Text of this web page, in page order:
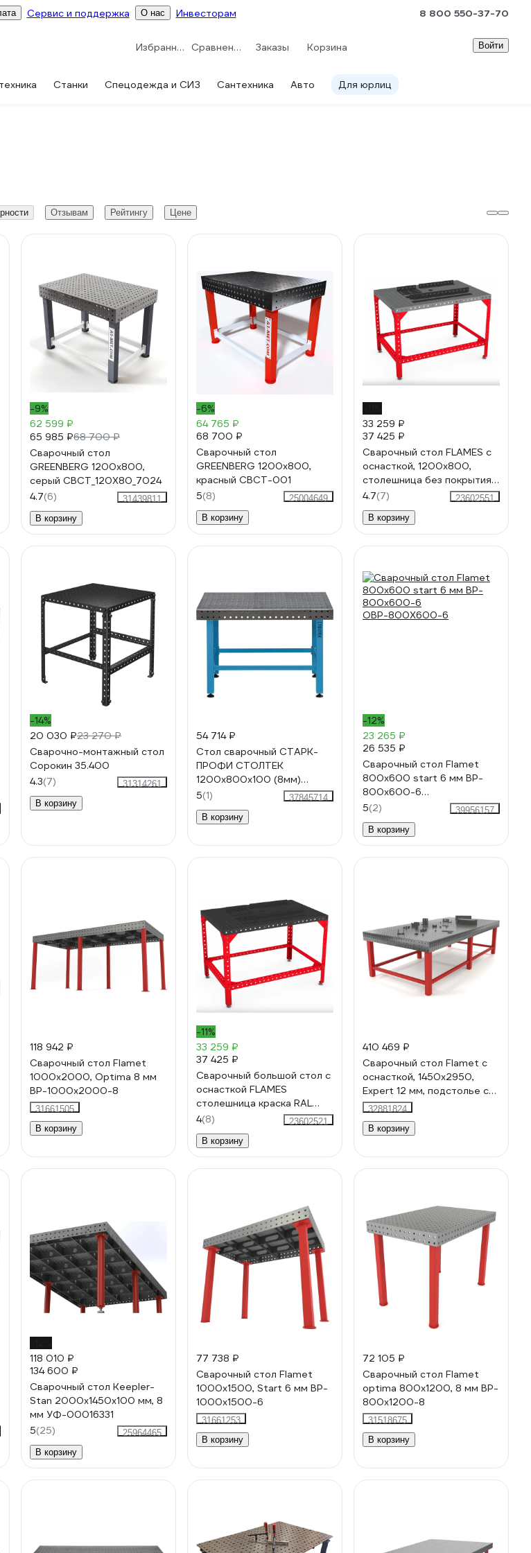
Сервис и поддержка О нас Инвесторам 8 800 550-37-70
Избранное Сравнение Заказы Корзина Войти
Станки Спецодежда и СИЗ Сантехника Авто Для юрлиц
Отзывам Рейтингу Цене
-9%
62 599 ₽
65 985 ₽68 700 ₽
Сварочный стол
GREENBERG 1200x800,
серый СВСТ_120Х80_7024
4.7(6)
31439811
В корзину
-6%
64 765 ₽
68 700 ₽
Сварочный стол
GREENBERG 1200x800,
красный CBCT-001
5(8)
25004649
В корзину
33 259 ₽
37 425 ₽
Сварочный стол FLAMES с
оснасткой, 1200x800,
столешница без покрытия
1527.107
4.7(7)
23602551
В корзину
-14%
20 030 ₽23 270 ₽
Сварочно-монтажный стол
Сорокин 35.400
4.3(7)
31314261
В корзину
54 714 ₽
Стол сварочный СТАРК-
ПРОФИ СТОЛТЕК
1200х800х100 (8мм)
09Г2С 4687206149205
5(1)
37845714
В корзину
-12%
23 265 ₽
26 535 ₽
Сварочный стол Flamet
800x600 start 6 мм BP-
800x600-6
ОВР-800Х600-6
5(2)
39956157
В корзину
118 942 ₽
Сварочный стол Flamet
1000x2000, Optima 8 мм
BP-1000x2000-8
31661505
В корзину
-11%
33 259 ₽
37 425 ₽
Сварочный большой стол с
оснасткой FLAMES
столешница краска RAL
9005 1527.104
4(8)
23602521
В корзину
410 469 ₽
Сварочный стол Flamet с
оснасткой, 1450x2950,
Expert 12 мм, подстолье с
перемычками ОPBK-
1450x2950-12
32881824
В корзину
118 010 ₽
134 600 ₽
Сварочный стол Keepler-
Stan 2000x1450x100 мм, 8
мм УФ-00016331
5(25)
25964465
В корзину
77 738 ₽
Сварочный стол Flamet
1000x1500, Start 6 мм BP-
1000x1500-6
31661253
В корзину
72 105 ₽
Сварочный стол Flamet
optima 800x1200, 8 мм BP-
800x1200-8
31518675
В корзину